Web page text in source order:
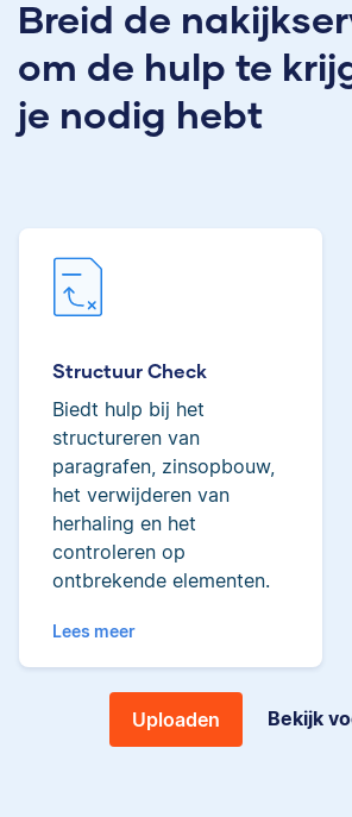
Breid de
om de hulp te
je nodig hebt
Structuur Check
Biedt hulp bij het
structureren van
paragrafen, zinsopbouw,
het verwijderen van
herhaling en het
controleren op
ontbrekende elementen.
Lees meer
Uploaden Bekijk
Erica heeft Nederlands
tot de top van Scribbrs
Yves
Yves heeft een MSc in
Econometrie, is
heeft gewerkt als
als